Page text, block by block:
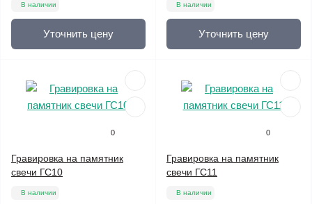
В наличии
Уточнить цену
В наличии
Уточнить цену
0
Гравировка на памятник
свечи ГС10
В наличии
0
Гравировка на памятник
свечи ГС11
В наличии